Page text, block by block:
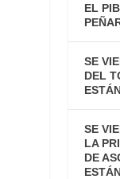
EL
SE
DEL
SE
LA
DE